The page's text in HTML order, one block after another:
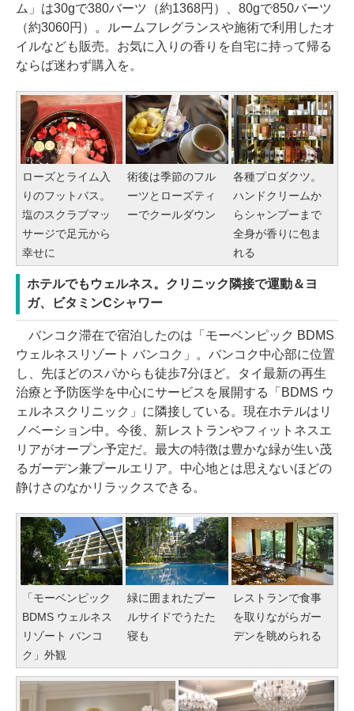
ム」は30gで380バーツ（約1368円）、80gで850バーツ
（約3060円）。ルームフレグランスや施術で利用したオ
イルなども販売。お気に入りの香りを自宅に持って帰る
ならば迷わず購入を。
ローズとライム入
りのフットバス。
塩のスクラブマッ
サージで足元から
幸せに
術後は季節のフル
ーツとローズティ
ーでクールダウン
各種プロダクツ。
ハンドクリームか
らシャンプーまで
全身が香りに包ま
れる
ホテルでもウェルネス。クリニック隣接で運動＆ヨ
ガ、ビタミンCシャワー
バンコク滞在で宿泊したのは「モーベンピック BDMS
ウェルネスリゾート バンコク」。バンコク中心部に位置
し、先ほどのスパからも徒歩7分ほど。タイ最新の再生
治療と予防医学を中心にサービスを展開する「BDMS ウ
ェルネスクリニック」に隣接している。現在ホテルはリ
ノベーション中。今後、新レストランやフィットネスエ
リアがオープン予定だ。最大の特徴は豊かな緑が生い茂
るガーデン兼プールエリア。中心地とは思えないほどの
静けさのなかリラックスできる。
「モーベンピック
BDMS ウェルネス
リゾート バンコ
ク」外観
緑に囲まれたプー
ルサイドでうたた
寝も
レストランで食事
を取りながらガー
デンを眺められる